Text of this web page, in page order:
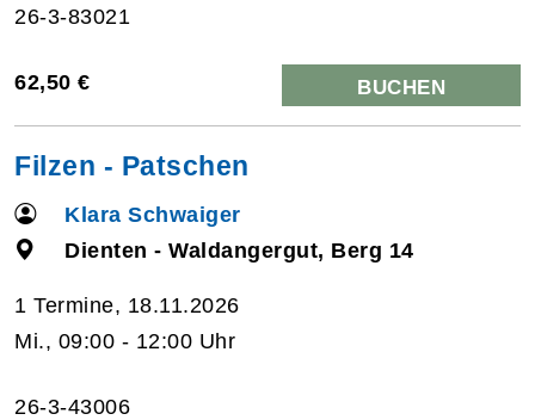
26-3-83021
62,50 € BUCHEN
Filzen - Patschen
Klara Schwaiger
Dienten - Waldangergut, Berg 14
1 Termine, 18.11.2026
Mi., 09:00 - 12:00 Uhr
26-3-43006